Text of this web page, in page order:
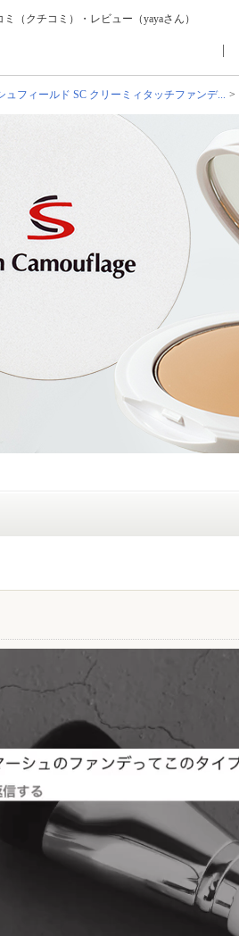
（クチコミ）・レビュー（yayaさん）
ュフィールド SC クリーミィタッチファンデ...